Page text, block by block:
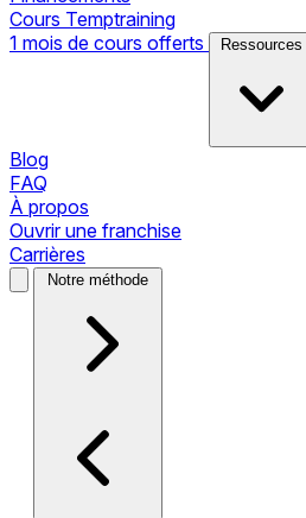
Cours Temptraining
1 mois de cours offerts
Ressources
Blog
FAQ
À propos
Ouvrir une franchise
Carrières
Notre méthode